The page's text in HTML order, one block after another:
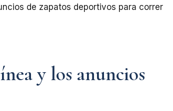
de zapatos deportivos para correr
y los anuncios